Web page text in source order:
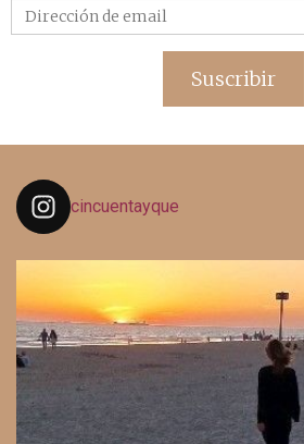
de
Suscribir
cincuentayque